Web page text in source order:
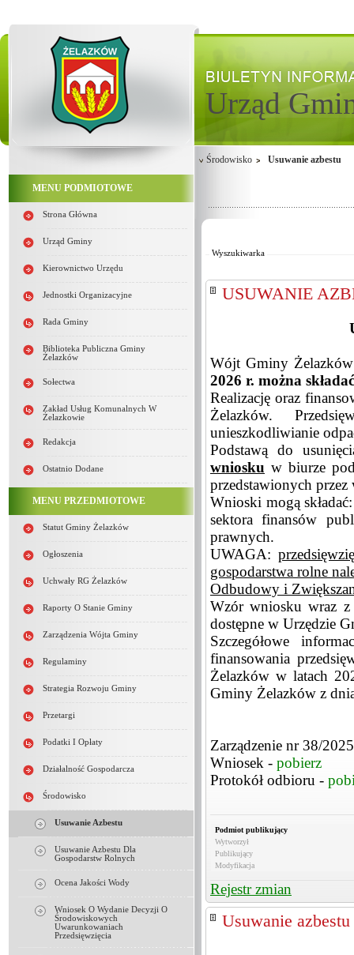
Urząd
MENU PODMIOTOWE
Strona Główna
Urząd Gminy
Kierownictwo Urzędu
Jednostki Organizacyjne
Rada Gminy
Biblioteka Publiczna Gminy
Żelazków
Sołectwa
Zakład Usług Komunalnych W
Żelazkowie
Redakcja
Ostatnio Dodane
MENU PRZEDMIOTOWE
Statut Gminy Żelazków
Ogłoszenia
Uchwały RG Żelazków
Raporty O Stanie Gminy
Zarządzenia Wójta Gminy
Regulaminy
Strategia Rozwoju Gminy
Przetargi
Podatki I Opłaty
Działalność Gospodarcza
Środowisko
Usuwanie Azbestu
Usuwanie Azbestu Dla
Gospodarstw Rolnych
Ocena Jakości Wody
Wniosek O Wydanie Decyzji O
Środowiskowych
Uwarunkowaniach
Przedsięwzięcia
Środowisko Usuwanie azbestu
Wyszukiwarka
USUWANIE
Wójt Gminy
2026 r. można
Realizację oraz
Żelazków.
unieszkodliwianie
Podstawą do
wniosku w biurze
przedstawionych
Wnioski mogą
sektora finansów
prawnych.
UWAGA:
gospodarstwa rolne
Odbudowy i
Wzór wniosku wraz z
dostępne w Urzędzie
Szczegółowe
finansowania
Żelazków w latach
Gminy Żelazków z
Zarządzenie nr 38/
Wniosek - pobierz
Protokół odbioru -
Podmiot publikujący
Wytworzył
Publikujący
Modyfikacja
Rejestr zmian
Usuwanie